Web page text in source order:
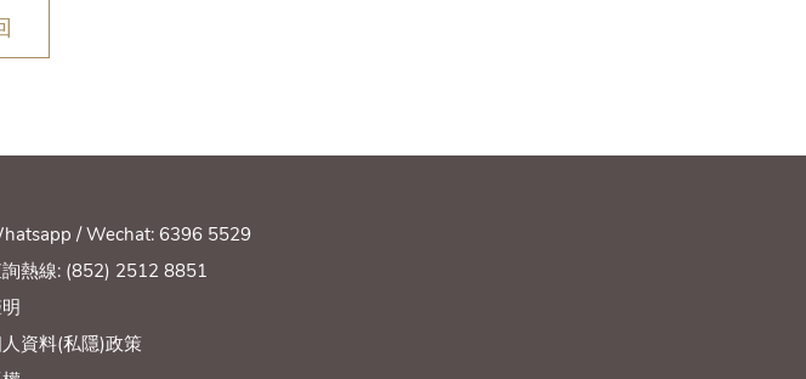
/ Wechat: 6396 5529
熱線: (852) 2512 8851
資料(私隱)政策